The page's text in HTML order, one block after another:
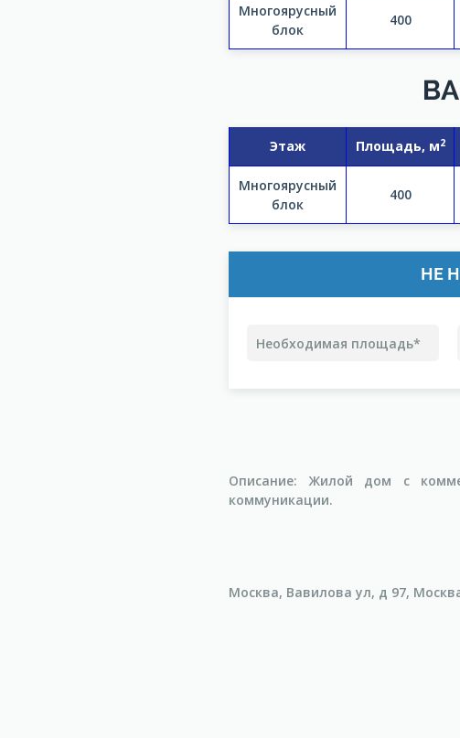
Многоярусный
блок
400
Этаж Площадь, м2
Многоярусный
блок
400
НЕ
Описание: Жилой дом с
коммуникации.
Москва, Вавилова ул, д 97,